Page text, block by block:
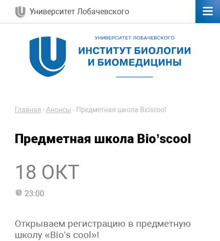
Университет Лобачевского
Главная -Анонсы - Предметная школа Bio'scool
Предметная школа Bio’scool
18 ОКТ
23:00
Открываем регистрацию в предметную
школу «Bio’s cool»!